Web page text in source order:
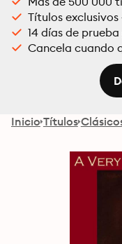
Títulos
14 días de
Cancela cuando
Inicio Títulos